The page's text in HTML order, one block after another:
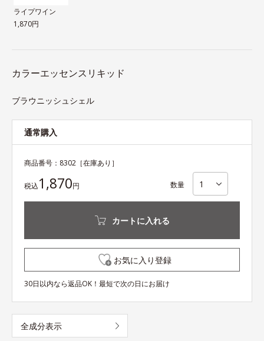
ライプワイン
1,870円
カラーエッセンスリキッド
ブラウニッシュシェル
通常購入
商品番号： 8302 ［在庫あり］
税込1,870円 数量
カートに入れる
お気に入り登録
30日以内なら返品OK！最短で次の日にお届け
全成分表示